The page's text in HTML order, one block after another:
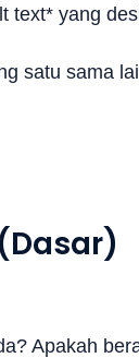
text* yang
satu sama
Apakah